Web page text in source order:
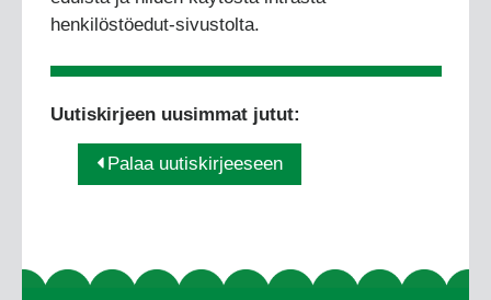
henkilöstöedut-sivustolta.
Uutiskirjeen uusimmat jutut:
Palaa uutiskirjeeseen